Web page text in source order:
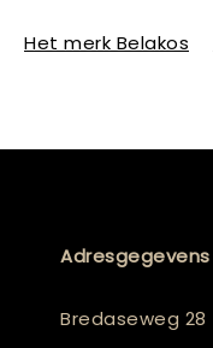
Het merk Belakos
Adresgegevens
Bredaseweg 28